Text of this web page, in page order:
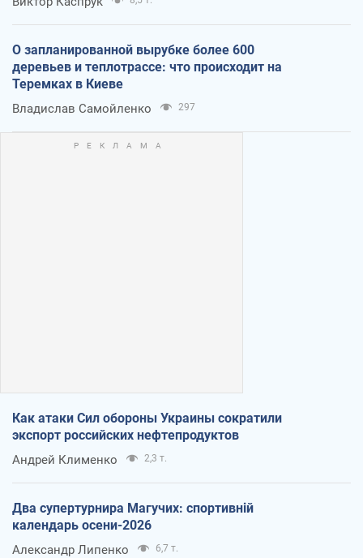
О запланированной вырубке более 600
деревьев и теплотрассе: что происходит на
Теремках в Киеве
Владислав Самойленко 297
Как атаки Сил обороны Украины сократили
экспорт российских нефтепродуктов
Андрей Клименко 2,3 т.
Два супертурнира Магучих: спортивній
календарь осени-2026
Александр Липенко 6,7 т.